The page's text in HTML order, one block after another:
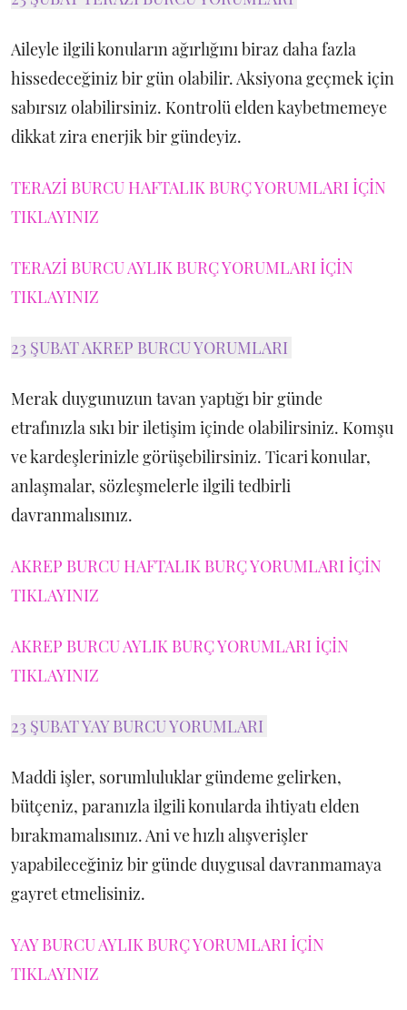
Aileyle ilgili konuların ağırlığını biraz daha fazla
hissedeceğiniz bir gün olabilir. Aksiyona geçmek için
sabırsız olabilirsiniz. Kontrolü elden kaybetmemeye
dikkat zira enerjik bir gündeyiz.
TERAZİ BURCU HAFTALIK BURÇ YORUMLARI İÇİN
TIKLAYINIZ
TERAZİ BURCU AYLIK BURÇ YORUMLARI İÇİN
TIKLAYINIZ
23 ŞUBAT AKREP BURCU YORUMLARI
Merak duygunuzun tavan yaptığı bir günde
etrafınızla sıkı bir iletişim içinde olabilirsiniz. Komşu
ve kardeşlerinizle görüşebilirsiniz. Ticari konular,
anlaşmalar, sözleşmelerle ilgili tedbirli
davranmalısınız.
AKREP BURCU HAFTALIK BURÇ YORUMLARI İÇİN
TIKLAYINIZ
AKREP BURCU AYLIK BURÇ YORUMLARI İÇİN
TIKLAYINIZ
23 ŞUBAT YAY BURCU YORUMLARI
Maddi işler, sorumluluklar gündeme gelirken,
bütçeniz, paranızla ilgili konularda ihtiyatı elden
bırakmamalısınız. Ani ve hızlı alışverişler
yapabileceğiniz bir günde duygusal davranmamaya
gayret etmelisiniz.
YAY BURCU AYLIK BURÇ YORUMLARI İÇİN
TIKLAYINIZ